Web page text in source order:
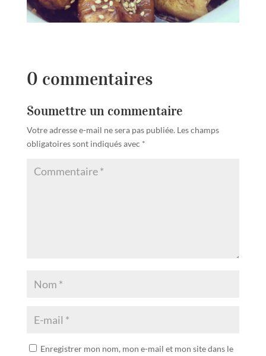
0 commentaires
Soumettre un commentaire
Votre adresse e-mail ne sera pas publiée. Les champs
obligatoires sont indiqués avec *
Enregistrer mon nom, mon e-mail et mon site dans le